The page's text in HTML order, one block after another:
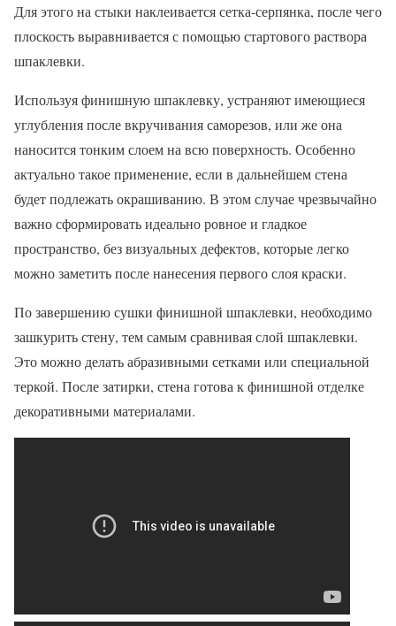
Для этого на стыки наклеивается сетка-серпянка, после чего
плоскость выравнивается с помощью стартового раствора
шпаклевки.
Используя финишную шпаклевку, устраняют имеющиеся
углубления после вкручивания саморезов, или же она
наносится тонким слоем на всю поверхность. Особенно
актуально такое применение, если в дальнейшем стена
будет подлежать окрашиванию. В этом случае чрезвычайно
важно сформировать идеально ровное и гладкое
пространство, без визуальных дефектов, которые легко
можно заметить после нанесения первого слоя краски.
По завершению сушки финишной шпаклевки, необходимо
зашкурить стену, тем самым сравнивая слой шпаклевки.
Это можно делать абразивными сетками или специальной
теркой. После затирки, стена готова к финишной отделке
декоративными материалами.